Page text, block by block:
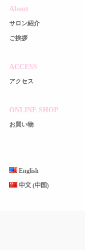
About
サロン紹介
ご挨拶
ACCESS
アクセス
ONLINE SHOP
お買い物
English
中文 (中国)